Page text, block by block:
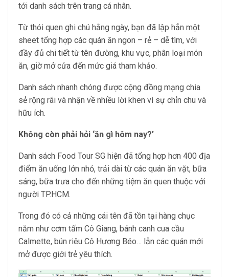
tới danh sách trên trang cá nhân.
Từ thói quen ghi chú hằng ngày, bạn đã lập hẳn một
sheet tổng hợp các quán ăn ngon – rẻ – dễ tìm, với
đầy đủ chi tiết từ tên đường, khu vực, phân loại món
ăn, giờ mở cửa đến mức giá tham khảo.
Danh sách nhanh chóng được cộng đồng mạng chia
sẻ rộng rãi và nhận về nhiều lời khen vì sự chỉn chu và
hữu ích.
Không còn phải hỏi ‘ăn gì hôm nay?’
Danh sách Food Tour SG hiện đã tổng hợp hơn 400 địa
điểm ăn uống lớn nhỏ, trải dài từ các quán ăn vặt, bữa
sáng, bữa trưa cho đến những tiệm ăn quen thuộc với
người TP.HCM.
Trong đó có cả những cái tên đã tồn tại hàng chục
năm như cơm tấm Cô Giang, bánh canh cua cầu
Calmette, bún riêu Cô Hương Béo… lẫn các quán mới
mở được giới trẻ yêu thích.